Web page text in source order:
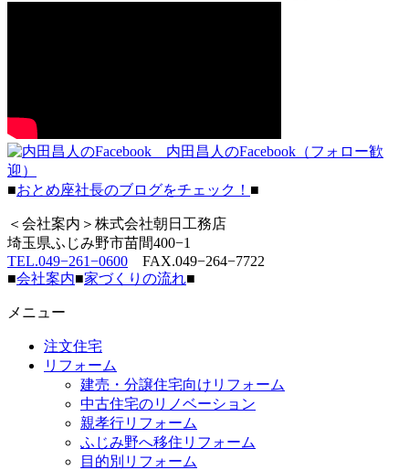
内田昌人のFacebook（フォロー歓
迎）
■おとめ座社長のブログをチェック！ ■
＜会社案内＞株式会社朝日工務店
埼玉県ふじみ野市苗間400−1
TEL.049−261−0600 FAX.049−264−7722
■会社案内■家づくりの流れ■
メニュー
注文住宅
リフォーム
建売・分譲住宅向けリフォーム
中古住宅のリノベーション
親孝行リフォーム
ふじみ野へ移住リフォーム
目的別リフォーム